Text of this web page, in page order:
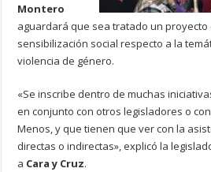
Montero
aguardará que sea tratado un proyecto
sensibilización social respecto a la
violencia de género.
«Se inscribe dentro de muchas
en conjunto con otros legisladores o
Menos, y que tienen que ver con la
directas o indirectas», explicó la
a Cara y Cruz.